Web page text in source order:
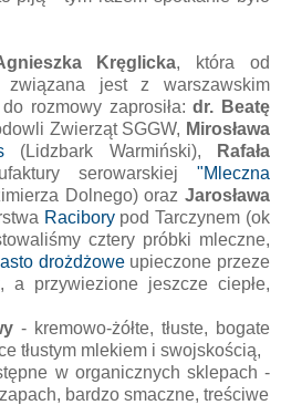
Kręglicka, która od
jest z warszawskim
rozmowy zaprosiła:dr. Beatę
Zwierząt SGGW, Mirosława
(Lidzbark Warmiński),
Rafała
serowarskiej "Mleczna
Dolnego) oraz Jarosława
Raciborypod Tarczynem (ok
cztery próbki mleczne,
drożdżoweupieczone przeze
a przywiezione jeszcze ciepłe,
- kremowo-żółte, tłuste, bogate
tłustym mlekiem i swojskością,
w organicznych sklepach -
bardzo smaczne, treściwe